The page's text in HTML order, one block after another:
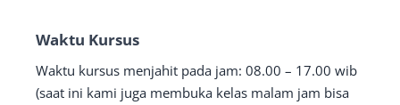
Waktu Kursus
Waktu kursus menjahit pada jam: 08.00 – 17.00 wib
(saat ini kami juga membuka kelas malam jam bisa